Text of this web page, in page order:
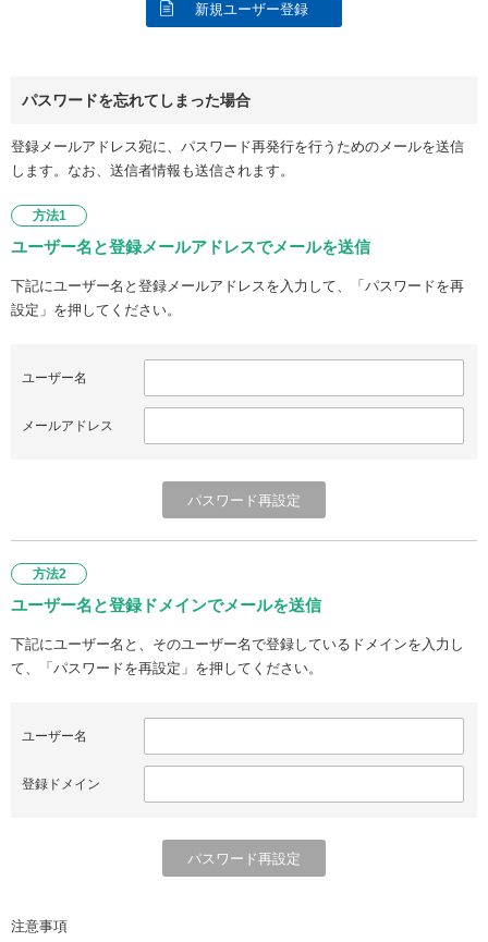
新規ユーザー登録
パスワードを忘れてしまった場合
登録メールアドレス宛に、パスワード再発行を行うためのメールを送信
します。なお、送信者情報も送信されます。
方法1
ユーザー名と登録メールアドレスでメールを送信
下記にユーザー名と登録メールアドレスを入力して、「パスワードを再
設定」を押してください。
ユーザー名
メールアドレス
方法2
ユーザー名と登録ドメインでメールを送信
下記にユーザー名と、そのユーザー名で登録しているドメインを入力し
て、「パスワードを再設定」を押してください。
ユーザー名
登録ドメイン
注意事項